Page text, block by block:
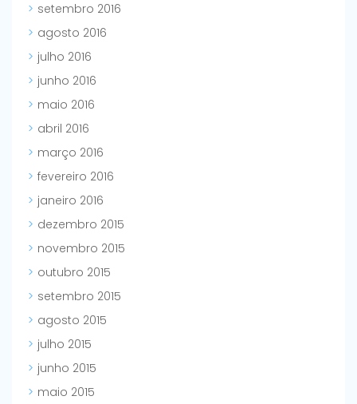
setembro 2016
agosto 2016
julho 2016
junho 2016
maio 2016
abril 2016
março 2016
fevereiro 2016
janeiro 2016
dezembro 2015
novembro 2015
outubro 2015
setembro 2015
agosto 2015
julho 2015
junho 2015
maio 2015